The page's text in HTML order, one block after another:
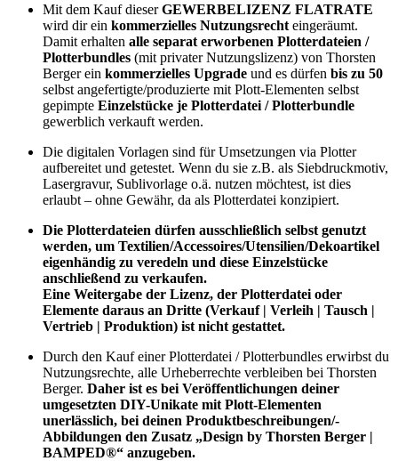
Mit dem Kauf dieserGEWERBELIZENZ FLATRATE
wird dir ein kommerzielles Nutzungsrecht eingeräumt.
Damit erhalten alle separat erworbenen Plotterdateien /
Plotterbundles (mit privater Nutzungslizenz) von Thorsten
Berger ein kommerzielles Upgrade und es dürfen bis zu 50
selbst angefertigte/produzierte mit Plott-Elementen selbst
gepimpte Einzelstücke je Plotterdatei / Plotterbundle
gewerblich verkauft werden.
Die digitalen Vorlagen sind für Umsetzungen via Plotter
aufbereitet und getestet. Wenn du sie z.B. als Siebdruckmotiv,
Lasergravur, Sublivorlage o.ä. nutzen möchtest, ist dies
erlaubt – ohne Gewähr, da als Plotterdatei konzipiert.
Die Plotterdateien dürfen ausschließlich selbst genutzt
werden, um Textilien/Accessoires/Utensilien/Dekoartikel
eigenhändig zu veredeln und diese Einzelstücke
anschließend zu verkaufen.
Eine Weitergabe der Lizenz, der Plotterdatei oder
Elemente daraus an Dritte (Verkauf | Verleih | Tausch |
Vertrieb | Produktion) ist nicht gestattet.
Durch den Kauf einer Plotterdatei / Plotterbundles erwirbst du
Nutzungsrechte, alle Urheberrechte verbleiben bei Thorsten
Berger. Daher ist es bei Veröffentlichungen deiner
umgesetzten DIY-Unikate mit Plott-Elementen
unerlässlich, bei deinen Produktbeschreibungen/-
Abbildungen den Zusatz „Design by Thorsten Berger |
BAMPED®“ anzugeben.